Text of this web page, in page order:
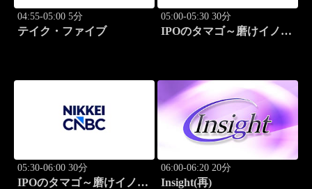
04:55-05:00 5分
テイク・ファイブ
05:00-05:30 30分
IPOのタマゴ～磨けイノベ
05:30-06:00 30分
IPOのタマゴ～磨けイノベ
06:00-06:20 20分
Insight(再)